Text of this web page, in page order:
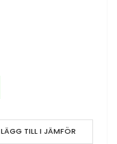
LÄGG TILL I JÄMFÖR